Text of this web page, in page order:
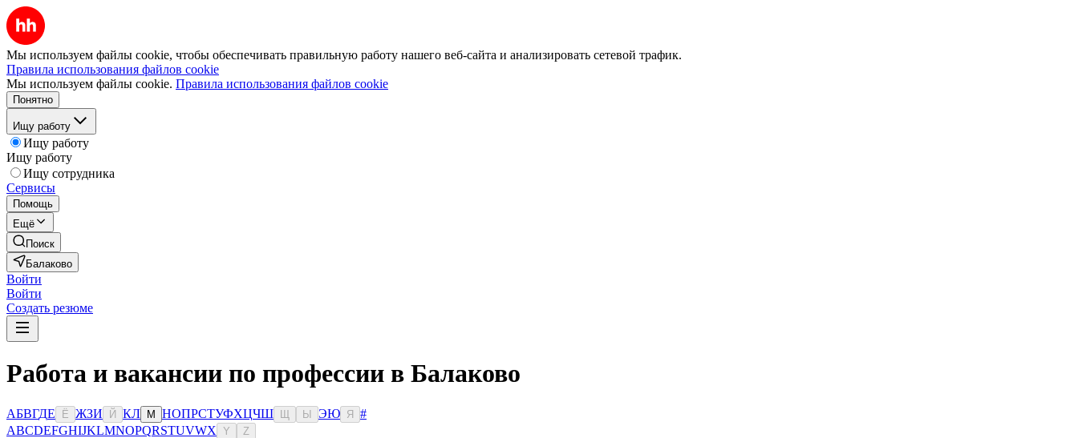
Мы используем файлы cookie, чтобы обеспечивать правильную работу нашего веб-сайта и анализировать сетевой трафик.
Правила использования файлов cookie
Мы используем файлы cookie. Правила использования файлов cookie
Понятно
Ищу работу
Ищу работу
Ищу работу
Ищу сотрудника
Сервисы
Помощь
Ещё
Поиск
Балаково
Войти
Войти
Создать резюме
Работа и вакансии по профессии в Балаково
АБВГДЕ Ё ЖЗИ Й КЛ М НОПРСТУФХЦЧШ Ы ЭЮ Я
#
ABCDEFGHIJKLMNOPQRSTUVWX Y Z